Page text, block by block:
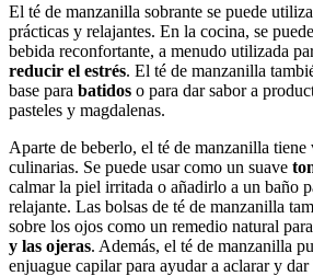
El té de manzanilla sobrante se puede
prácticas y relajantes. En la cocina, se
bebida reconfortante, a menudo utilizada
reducir el estrés. El té de manzanilla
base para batidos o para dar sabor a
pasteles y magdalenas.
Aparte de beberlo, el té de manzanilla tiene
culinarias. Se puede usar como un suave
calmar la piel irritada o añadirlo a un baño
relajante. Las bolsas de té de manzanilla
sobre los ojos como un remedio natural para
y las ojeras. Además, el té de manzanilla
enjuague capilar para ayudar a aclarar y